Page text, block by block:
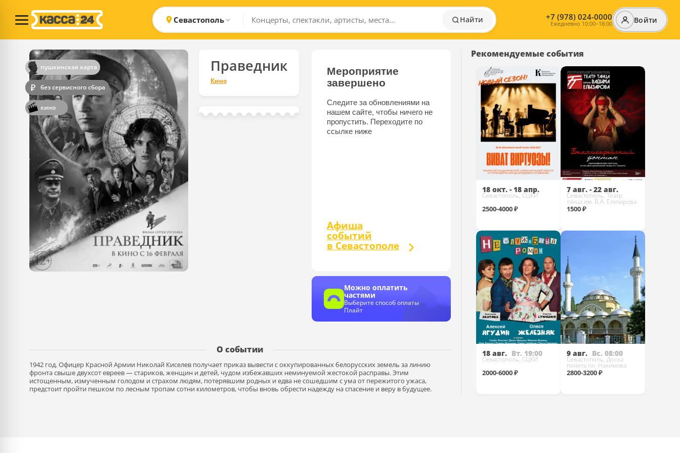
Севастополь Найти +7 (978) 024-0000
Ежедневно 10:00–18:00 Войти
пушкинская карта
без сервисного сбора
кино
Праведник
Кино
Мероприятие
завершено
Следите за обновлениями на
нашем сайте, чтобы ничего не
пропустить. Переходите по
ссылке ниже
Афиша
событий
в Севастополе
Можно оплатить
частями
Выберите способ оплаты
Плайт
О событии
1942 год. Офицер Красной Армии Николай Киселев получает приказ вывести с оккупированных белорусских земель за линию
фронта свыше двухсот евреев — стариков, женщин и детей, чудом избежавших неминуемой жестокой расправы. Этим
истощенным, измученным голодом и страхом людям, потерявшим родных и едва не сошедшим с ума от пережитого ужаса,
предстоит пройти пешком по лесным тропам сотни километров, чтобы вновь обрести надежду на спасение и веру в будущее.
Рекомендуемые события
18 окт. - 18 апр.
Севастополь, СЦКИ
2500-4000 ₽
Купить
7 авг. - 22 авг.
Севастополь, Театр
танца им. В.А. Елизарова
1500 ₽
18 авг. Вт. 19:00
Севастополь, СЦКИ
2000-6000 ₽
9 авг. Вс. 08:00
Севастополь, Доска
почета пл. Нахимова
2800-3200 ₽